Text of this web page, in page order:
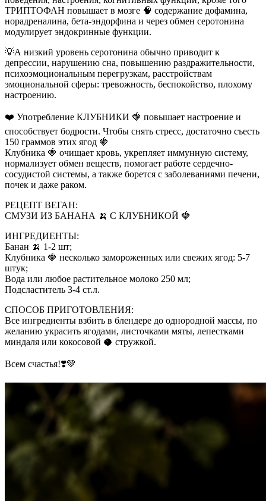
ТРИПТОФАН повышает в мозге 🧠 содержание дофамина,
норадреналина, бета-эндорфина и через обмен серотонина
модулирует эндокринные функции.
💡А низкий уровень серотонина обычно приводит к
депрессии, нарушению сна, повышению раздражительности,
психоэмоциональным перегрузкам, расстройствам
эмоциональной сферы: тревожность, беспокойство, плохому
настроению.
❤️ Употребление КЛУБНИКИ 🍓 повышает настроение и
способствует бодрости. Чтобы снять стресс, достаточно съесть
150 граммов этих ягод 🍓
Клубника 🍓 очищает кровь, укрепляет иммунную систему,
нормализует обмен веществ, помогает работе сердечно-
сосудистой системы, а также борется с заболеваниями печени,
почек и даже раком.
РЕЦЕПТ ВЕГАН:
СМУЗИ ИЗ БАНАНА 🍌 С КЛУБНИКОЙ 🍓
ИНГРЕДИЕНТЫ:
Банан 🍌 1-2 шт;
Клубника 🍓 несколько замороженных или свежих ягод: 5-7
штук;
Вода или любое растительное молоко 250 мл;
Подсластитель 3-4 ст.л.
СПОСОБ ПРИГОТОВЛЕНИЯ:
Все ингредиенты взбить в блендере до однородной массы, по
желанию украсить ягодами, листочками мяты, лепестками
миндаля или кокосовой 🥥 стружкой.
Всем счастья!❣️💚